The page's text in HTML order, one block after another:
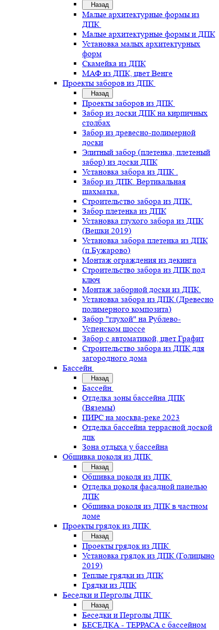
Назад
Малые архитектурные формы из
ДПК
Малые архитектурные формы и ДПК
Установка малых архитектурных
форм
Скамейка из ДПК
МАФ из ДПК, цвет Венге
Проекты заборов из ДПК
Назад
Проекты заборов из ДПК
Забор из доски ДПК на кирпичных
столбах
Забор из древесно-полимерной
доски
Элитный забор (плетенка, плетеный
забор) из доски ДПК
Установка забора из ДПК .
Забор из ДПК. Вертикальная
шахматка.
Строительство забора из ДПК.
Забор плетенка из ДПК
Установка глухого забора из ДПК
(Вешки 2019)
Установка забора плетенка из ДПК
(п.Бужарово)
Монтаж ограждения из декинга
Строительство забора из ДПК под
ключ
Монтаж заборной доски из ДПК.
Установка забора из ДПК (Древесно
полимерного композита)
Забор "глухой" на Рублево-
Успенском шоссе
Забор с автоматикой, цвет Графит
Строительство забора из ДПК для
загородного дома
Бассейн
Назад
Бассейн
Отделка зоны бассейна ДПК
(Вяземы)
ПИРС на москва-реке 2023
Отделка бассейна террасной доской
дпк
Зона отдыха у бассейна
Обшивка цоколя из ДПК
Назад
Обшивка цоколя из ДПК
Отделка цоколя фасадной панелью
ДПК
Обшивка цоколя из ДПК в частном
доме
Проекты грядок из ДПК
Назад
Проекты грядок из ДПК
Установка грядок из ДПК (Голицыно
2019)
Теплые грядки из ДПК
Грядки из ДПК
Беседки и Перголы ДПК
Назад
Беседки и Перголы ДПК
БЕСЕДКА - ТЕРРАСА с бассейном